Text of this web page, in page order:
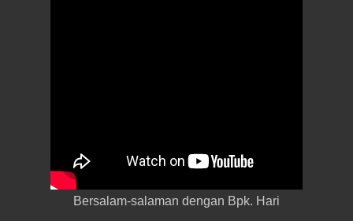
Bersalam-salaman dengan Bpk. Hari